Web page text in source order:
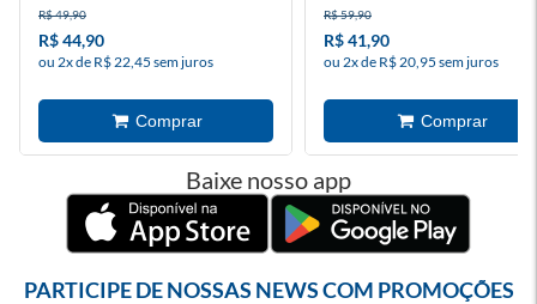
R$ 49,90
R$ 44,90
ou 2x de R$ 22,45 sem juros
R$ 59,90
R$ 41,90
ou 2x de R$ 20,95 sem juros
Baixe nosso app
PARTICIPE DE NOSSAS NEWS COM PROMOÇÕES